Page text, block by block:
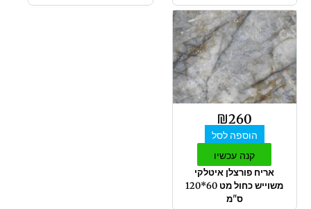
₪260
הוספה לסל
קנה עכשיו
אריח פורצלן איטלקי
משוייש כחול מט 60*120
ס"מ